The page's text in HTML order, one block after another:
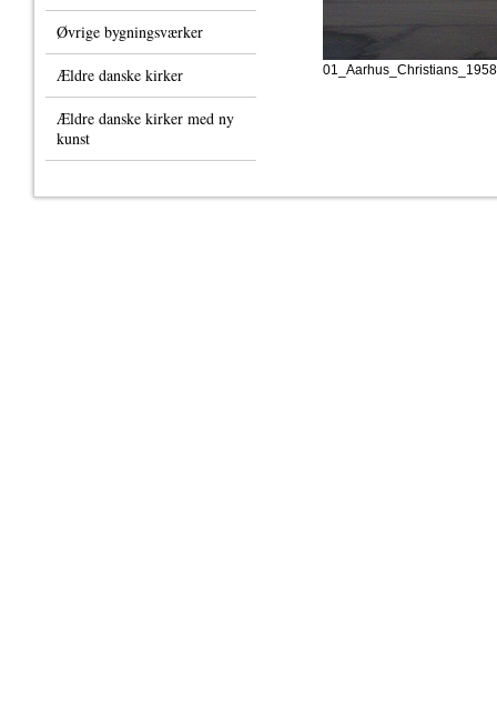
Øvrige bygningsværker
Ældre danske kirker
Ældre danske kirker med ny
kunst